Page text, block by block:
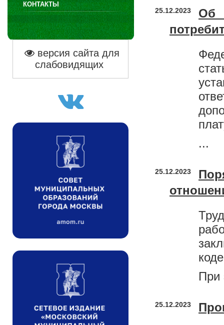
КОНТАКТЫ
версия сайта для
слабовидящих
25.12.2023
Об
...
25.12.2023
При
25.12.2023